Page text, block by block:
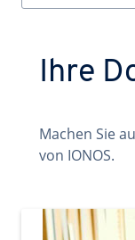
Ihre
Machen Sie
von IONOS.